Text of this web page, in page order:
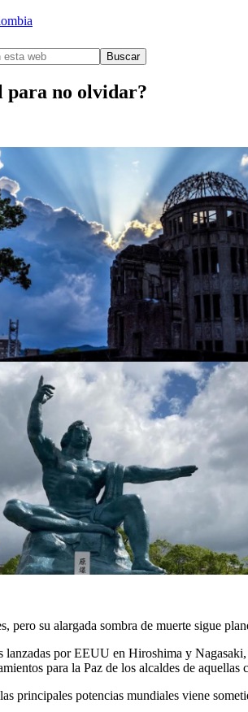
para no olvidar?
pero su alargada sombra de muerte sigue
lanzadas por EEUU en Hiroshima y
para la Paz de los alcaldes de
principales potencias mundiales viene